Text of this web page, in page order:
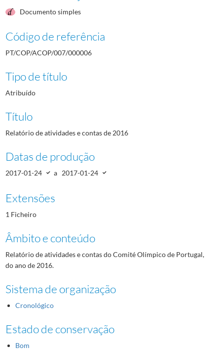
Documento simples
Código de referência
PT/COP/ACOP/007/000006
Tipo de título
Atribuído
Título
Relatório de atividades e contas de 2016
Datas de produção
2017-01-24 a 2017-01-24
Extensões
1 Ficheiro
Âmbito e conteúdo
Relatório de atividades e contas do Comité Olímpico de Portugal,
do ano de 2016.
Sistema de organização
Cronológico
Estado de conservação
Bom